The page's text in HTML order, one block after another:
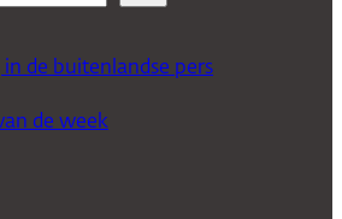
in de buitenlandse pers
de week